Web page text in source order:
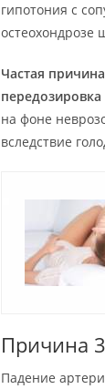
гипотония с
остеохондрозе
Частая
на фоне
вследствие
Причина
Падение